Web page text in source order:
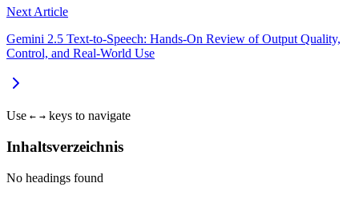
Next Article
Gemini 2.5 Text‑to‑Speech: Hands‑On Review of Output Quality,
Control, and Real‑World Use
Use ← → keys to navigate
Inhaltsverzeichnis
No headings found